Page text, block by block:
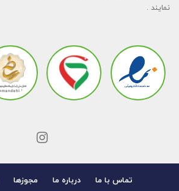
نمایند .
تماس با ما درباره ما مجوزها